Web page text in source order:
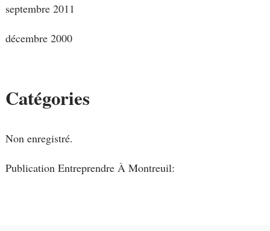
septembre 2011
décembre 2000
Catégories
Non enregistré.
Publication Entreprendre À Montreuil: